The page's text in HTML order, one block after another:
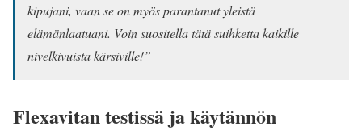
kipujani, vaan se on myös parantanut yleistä
elämänlaatuani. Voin suositella tätä suihketta kaikille
nivelkivuista kärsiville!”
Flexavitantestissä ja käytännön